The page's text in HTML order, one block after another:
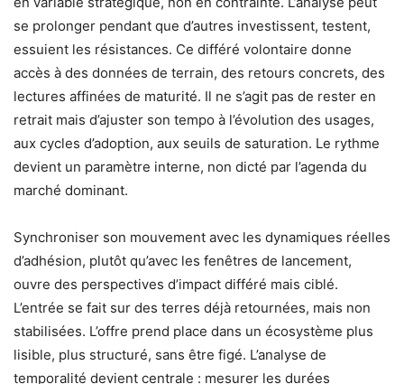
se prolonger pendant que d’autres investissent, testent,
essuient les résistances. Ce différé volontaire donne
accès à des données de terrain, des retours concrets, des
lectures affinées de maturité. Il ne s’agit pas de rester en
retrait mais d’ajuster son tempo à l’évolution des usages,
aux cycles d’adoption, aux seuils de saturation. Le rythme
devient un paramètre interne, non dicté par l’agenda du
marché dominant.
Synchroniser son mouvement avec les dynamiques réelles
d’adhésion, plutôt qu’avec les fenêtres de lancement,
ouvre des perspectives d’impact différé mais ciblé.
L’entrée se fait sur des terres déjà retournées, mais non
stabilisées. L’offre prend place dans un écosystème plus
lisible, plus structuré, sans être figé. L’analyse de
temporalité devient centrale : mesurer les durées